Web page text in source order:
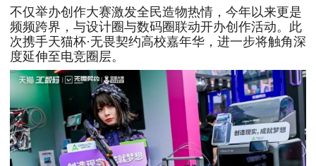
不仅举办创作大赛激发全民造物热情，今年以来更是
频频跨界，与设计圈与数码圈联动开办创作活动。此
次携手天猫杯·无畏契约高校嘉年华，进一步将触角深
度延伸至电竞圈层。